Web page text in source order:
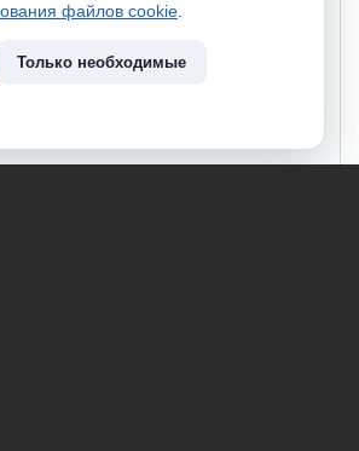
файлов cookie
Только необходимые